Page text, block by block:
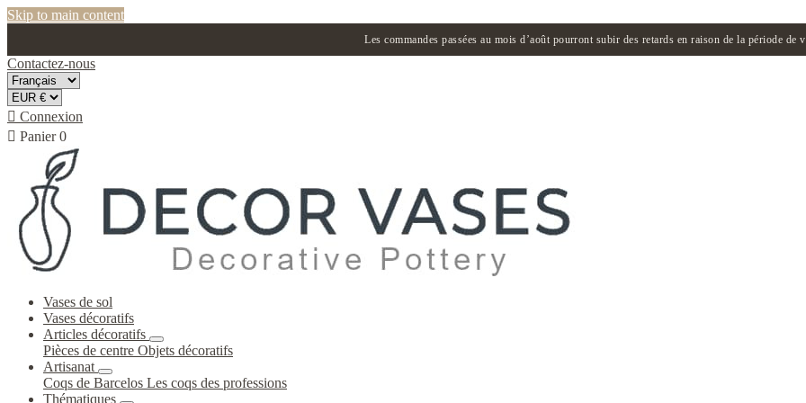
Skip to main content
Les commandes passées au mois d’août pourront subir des retards en raison de la période de
Contactez-nous
 Connexion
 Panier 0
Vases de sol
Vases décoratifs
Articles décoratifs
Pièces de centre Objets décoratifs
Artisanat
Coqs de Barcelos Les coqs des professions
Thématiques